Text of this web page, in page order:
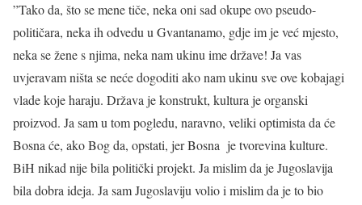
”Tako da, što se mene tiče, neka oni sad okupe ovo pseudo-
političara, neka ih odvedu u Gvantanamo, gdje im je već mjesto,
neka se žene s njima, neka nam ukinu ime države! Ja vas
uvjeravam ništa se neće dogoditi ako nam ukinu sve ove kobajagi
vlade koje haraju. Država je konstrukt, kultura je organski
proizvod. Ja sam u tom pogledu, naravno, veliki optimista da će
Bosna će, ako Bog da, opstati, jer Bosna je tvorevina kulture.
BiH nikad nije bila politički projekt. Ja mislim da je Jugoslavija
bila dobra ideja. Ja sam Jugoslaviju volio i mislim da je to bio